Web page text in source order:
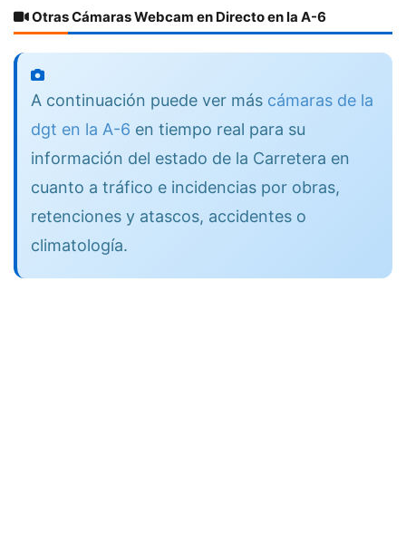
Otras Cámaras Webcam en Directo en la A-6
A continuación puede ver más cámaras de la
dgt en la A-6 en tiempo real para su
información del estado de la Carretera en
cuanto a tráfico e incidencias por obras,
retenciones y atascos, accidentes o
climatología.